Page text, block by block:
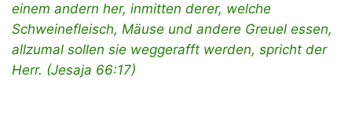
einem andern her, inmitten derer, welche
Schweinefleisch, Mäuse und andere Greuel essen,
allzumal sollen sie weggerafft werden, spricht der
Herr. (Jesaja 66:17)